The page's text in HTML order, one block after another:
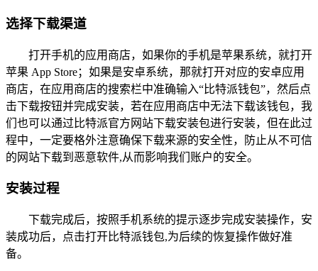
选择下载渠道
打开手机的应用商店，如果你的手机是苹果系统，就打开
苹果 App Store；如果是安卓系统，那就打开对应的安卓应用
商店，在应用商店的搜索栏中准确输入“比特派钱包”，然后点
击下载按钮并完成安装，若在应用商店中无法下载该钱包，我
们也可以通过比特派官方网站下载安装包进行安装，但在此过
程中，一定要格外注意确保下载来源的安全性，防止从不可信
的网站下载到恶意软件,从而影响我们账户的安全。
安装过程
下载完成后，按照手机系统的提示逐步完成安装操作，安
装成功后，点击打开比特派钱包,为后续的恢复操作做好准
备。